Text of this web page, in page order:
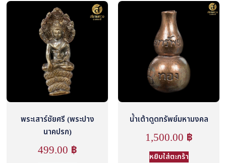
พระเสาร์ชัยศรี (พระปาง
นาคปรก)
499.00 ฿
น้ำเต้าดูดทรัพย์มหามงคล
1,500.00 ฿
หยิบใส่ตะกร้า